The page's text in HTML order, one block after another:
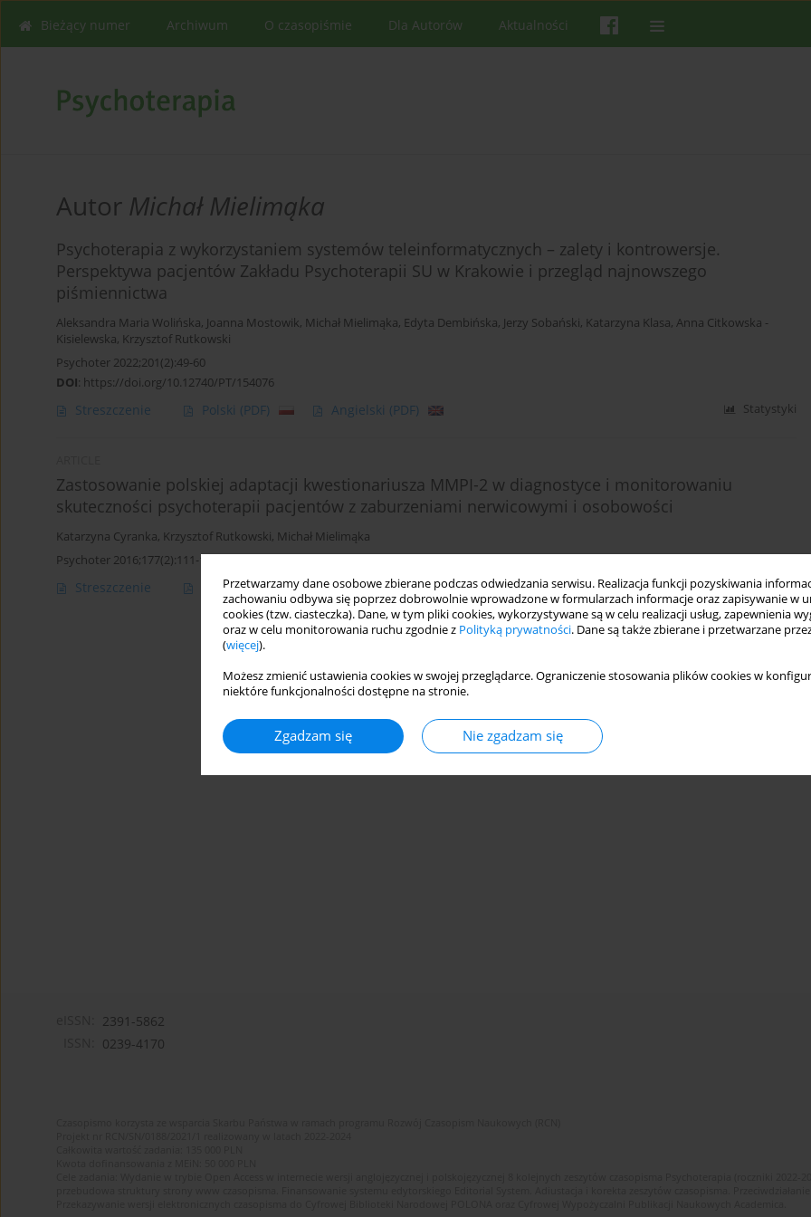
Przetwarzamy dane osobowe zbierane podczas odwiedzania serwisu. Realizacja funkcji pozyskiwania
zachowaniu odbywa się poprzez dobrowolnie wprowadzone w formularzach informacje oraz zapisywanie w
cookies (tzw. ciasteczka). Dane, w tym pliki cookies, wykorzystywane są w celu realizacji usług, zapewnienia
oraz w celu monitorowania ruchu zgodnie z Polityką prywatności. Dane są także zbierane i przetwarzane
(więcej).
Możesz zmienić ustawienia cookies w swojej przeglądarce. Ograniczenie stosowania plików cookies w
niektóre funkcjonalności dostępne na stronie.
Zgadzam się Nie zgadzam się
Bieżący numer Archiwum O czasopiśmie Dla Autorów Aktualności
Autor Michał Mielimąka
Psychoterapia z wykorzystaniem systemów teleinformatycznych – zalety i kontrowersje.
Perspektywa pacjentów Zakładu Psychoterapii SU w Krakowie i przegląd najnowszego
piśmiennictwa
Aleksandra Maria Wolińska, Joanna Mostowik, Michał Mielimąka, Edyta Dembińska, Jerzy Sobański, Katarzyna Klasa, Anna Citkowska -
Kisielewska, Krzysztof Rutkowski
Psychoter 2022;201(2):49-60
DOI: https://doi.org/10.12740/PT/154076
Streszczenie Polski (PDF) Angielski (PDF) Statystyki
Zastosowanie polskiej adaptacji kwestionariusza MMPI-2 w diagnostyce i monitorowaniu
skuteczności psychoterapii pacjentów z zaburzeniami nerwicowymi i osobowości
Katarzyna Cyranka, Krzysztof Rutkowski, Michał Mielimąka
Psychoter 2016;177(2):111-122
Streszczenie Polski(PDF) Angielski(PDF) Statystyki
2391-5862
0239-4170